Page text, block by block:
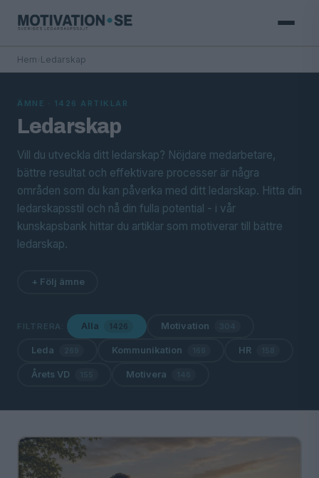
Hem Ledarskap
ÄMNE · 1426 ARTIKLAR
Ledarskap
Vill du utveckla ditt ledarskap? Nöjdare medarbetare,
bättre resultat och effektivare processer är några
områden som du kan påverka med ditt ledarskap. Hitta din
ledarskapsstil och nå din fulla potential - i vår
kunskapsbank hittar du artiklar som motiverar till bättre
ledarskap.
+ Följ ämne
FILTRERA: Alla 1426 Motivation
Leda Kommunikation HR
Årets VD Motivera